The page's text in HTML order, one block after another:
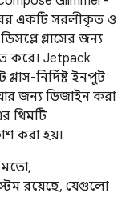
একটি সরলীকৃত ও
গ্লাসের জন্য
করে। Jetpack
নির্দিষ্ট ইনপুট
জন্য ডিজাইন করা
থিমটি
করা হয়।
মতো,
রয়েছে, যেগুলো